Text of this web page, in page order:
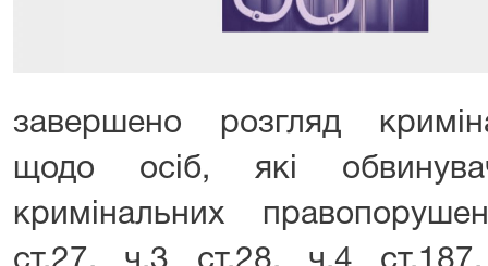
завершено розгляд
щодо осіб, які
кримінальних